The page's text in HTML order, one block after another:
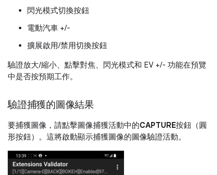
閃光模式切換按鈕
電動汽車 +/-
擴展啟用/禁用切換按鈕
驗證放大/縮小、點擊對焦、閃光模式和 EV +/- 功能在預覽
中是否按預期工作。
驗證捕獲的圖像結果
要捕獲圖像，請點擊圖像捕獲活動中的CAPTURE按鈕（圓
形按鈕）。這將啟動顯示捕獲圖像的圖像驗證活動。